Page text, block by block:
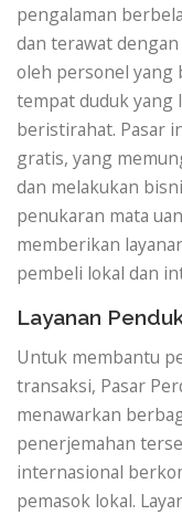
pengalaman
dan terawat
oleh personel yang
tempat duduk yang
beristirahat. Pasar
gratis, yang
dan melakukan
penukaran mata
memberikan
pembeli lokal dan
Layanan
Untuk membantu
transaksi, Pasar
menawarkan
penerjemahan
internasional
pemasok lokal.